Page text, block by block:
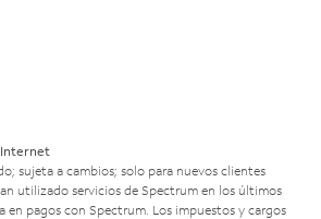
sujeta a cambios; solo para nuevos clientes
utilizado servicios de Spectrum en los últimos
en pagos con Spectrum. Los impuestos y cargos